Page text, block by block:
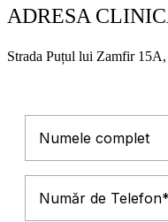
ADRESA
Strada Puțul lui Zamfir